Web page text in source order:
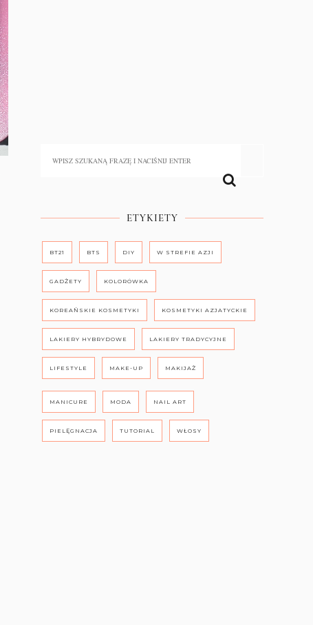
ETYKIETY
BT21 BTS DIY W STREFIE AZJI
GADŻETY KOLORÓWKA
KOREAŃSKIE KOSMETYKI KOSMETYKI AZJATYCKIE
LAKIERY HYBRYDOWE LAKIERY TRADYCYJNE
LIFESTYLE MAKE-UP MAKIJAŻ
MANICURE MODA NAIL ART
PIELĘGNACJA TUTORIAL WŁOSY